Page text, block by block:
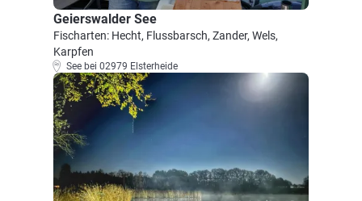
Geierswalder See
Fischarten: Hecht, Flussbarsch, Zander, Wels,
Karpfen
See bei 02979 Elsterheide